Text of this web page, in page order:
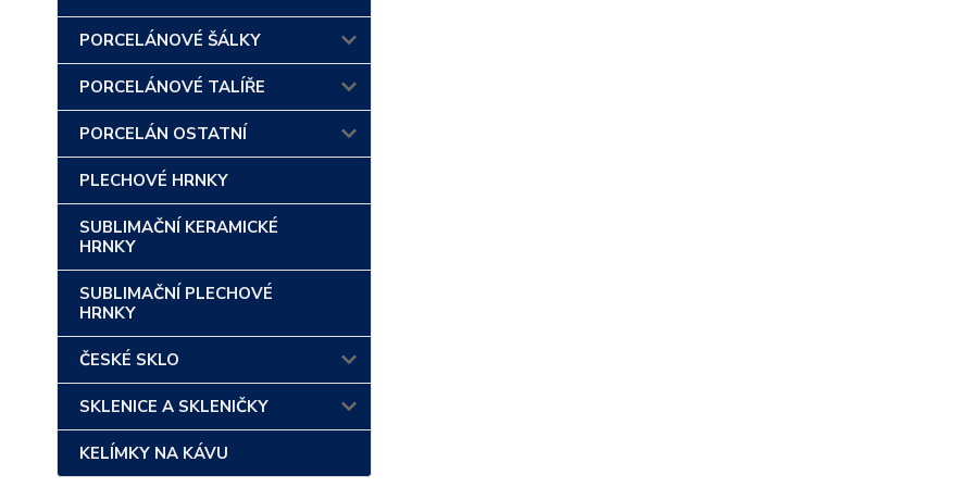
PORCELÁNOVÉ ŠÁLKY
PORCELÁNOVÉ TALÍŘE
PORCELÁN OSTATNÍ
PLECHOVÉ HRNKY
SUBLIMAČNÍ KERAMICKÉ
HRNKY
SUBLIMAČNÍ PLECHOVÉ
HRNKY
ČESKÉ SKLO
SKLENICE A SKLENIČKY
KELÍMKY NA KÁVU